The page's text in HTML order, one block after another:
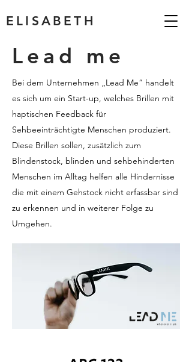
ELISABETH
Lead me
Bei dem Unternehmen „Lead Me“ handelt
es sich um ein Start-up, welches Brillen mit
haptischen Feedback für
Sehbeeinträchtigte Menschen produziert.
Diese Brillen sollen, zusätzlich zum
Blindenstock, blinden und sehbehinderten
Menschen im Alltag helfen alle Hindernisse
die mit einem Gehstock nicht erfassbar sind
zu erkennen und in weiterer Folge zu
Umgehen.